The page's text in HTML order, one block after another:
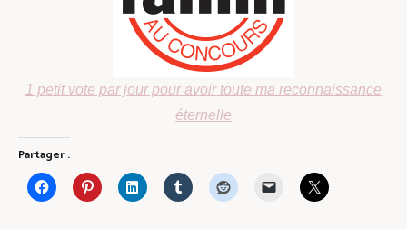
1 petit vote par jour pour avoir toute ma reconnaissance
éternelle
Partager :